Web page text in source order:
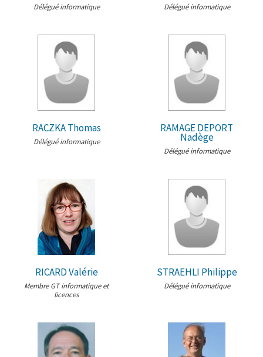
Délégué informatique Délégué informatique
RACZKA Thomas
Délégué informatique
RAMAGE DEPORT
Nadège
Délégué informatique
RICARD Valérie
Membre GT informatique et
licences
STRAEHLI Philippe
Délégué informatique